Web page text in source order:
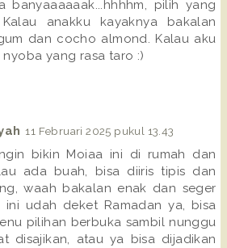
banyaaaaaak...hhhhm, pilih yang
anakku kayaknya bakalan
dan cocho almond. Kalau aku
yang rasa taro :)
11 Februari 2025 pukul 13.43
bikin Moiaa ini di rumah dan
ada buah, bisa diiris tipis dan
waah bakalan enak dan seger
ini udah deket Ramadan ya, bisa
pilihan berbuka sambil nunggu
disajikan, atau ya bisa dijadikan